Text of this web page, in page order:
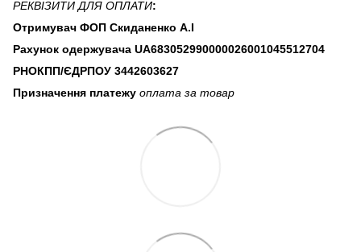
РЕКВІЗИТИ ДЛЯ ОПЛАТИ:
Отримувач ФОП Скиданенко А.І
Рахунок одержувача UA683052990000026001045512704
РНОКПП/ЄДРПОУ 3442603627
Призначення платежу оплата за товар